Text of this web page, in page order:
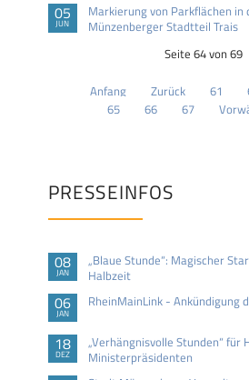
05
JUN
Markierung von Parkflächen
Münzenberger Stadtteil Trais
Seite 64 von 69
Anfang Zurück 61
65
66 67
PRESSEINFOS
08
JAN
„Blaue Stunde“: Magischer
Halbzeit
06
JAN
RheinMainLink - Ankündigung
18
DEZ
„Verhängnisvolle Stunden“ für
Ministerpräsidenten